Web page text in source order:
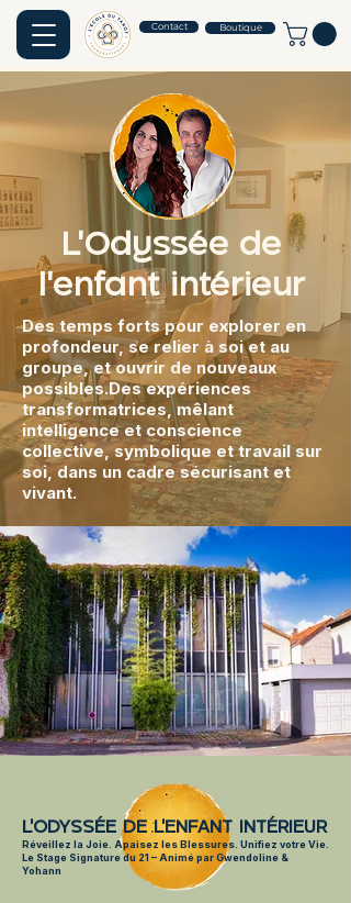
Contact Boutique
L'Odyssée de
l'enfant intérieur
Des temps forts pour explorer en
profondeur, se relier à soi et au
groupe, et ouvrir de nouveaux
possibles.Des expériences
transformatrices, mêlant
intelligence et conscience
collective, symbolique et travail sur
soi, dans un cadre sécurisant et
vivant.
L'ODYSSÉE DE L'ENFANT INTÉRIEUR
Réveillez la Joie. Apaisez les Blessures. Unifiez votre Vie.
Le Stage Signature du 21 – Animé par Gwendoline &
Yohann